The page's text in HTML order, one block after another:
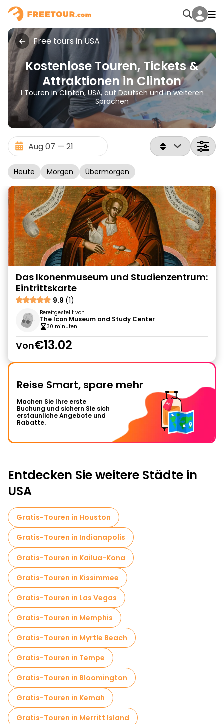
Free tours in USA
Kostenlose Touren, Tickets &
Attraktionen in Clinton
1 Touren in Clinton, USA, auf Deutsch und in weiteren
Sprachen
Heute Morgen Übermorgen
Das Ikonenmuseum und Studienzentrum:
Eintrittskarte
9.9 (1)
Bereitgestellt von
The Icon Museum and Study Center
30 minuten
Von€13.02
Reise Smart, spare mehr
Machen Sie Ihre erste
Buchung und sichern Sie sich
erstaunliche Angebote und
Rabatte.
Entdecken Sie weitere Städte in
USA
Gratis-Touren in Houston
Gratis-Touren in Indianapolis
Gratis-Touren in Kailua-Kona
Gratis-Touren in Kissimmee
Gratis-Touren in Las Vegas
Gratis-Touren in Memphis
Gratis-Touren in Myrtle Beach
Gratis-Touren in Tempe
Gratis-Touren in Bloomington
Gratis-Touren in Kemah
Gratis-Touren in Merritt Island